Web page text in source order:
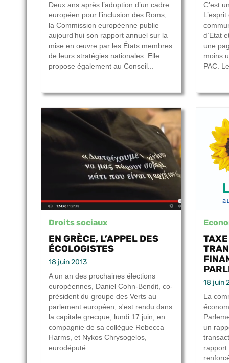
Deux ans après l’adoption d’un cadre
européen pour l’inclusion des Roms,
la Commission européenne publie
aujourd’hui son rapport annuel sur la
mise en œuvre par les États membres
de leurs stratégies nationales. Elle
propose également au Conseil...
C’est
d’Etat
une
moins
PAC.
Droits sociaux
EN GRÈCE, L’APPEL DES
ÉCOLOGISTES
18 juin 2013
A un an des prochaines élections
européennes, Daniel Cohn-Bendit, co-
président du groupe des Verts au
parlement européen, s'est rendu dans
la capitale grecque, lundi 17 juin, en
compagnie de sa collègue Rebecca
Harms, et Nykos Chrysogelos,
eurodéputé...
18 juin
La
un
rapport